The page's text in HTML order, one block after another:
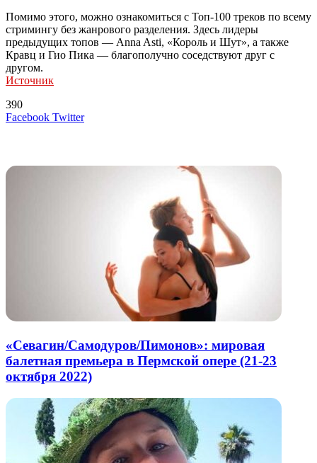
Помимо этого, можно ознакомиться с Топ-100 треков по всему
стримингу без жанрового разделения. Здесь лидеры
предыдущих топов — Anna Asti, «Король и Шут», а также
Кравц и Гио Пика — благополучно соседствуют друг с
другом.
Источник
390
Facebook TwitterLinkedIn
Tumblr
Reddit
Вконтакте
Одноклассники
Skype
Messenger
Messenger
WhatsApp
Telegram
Viber
Line
Поделиться
Печатать
«Севагин/Самодуров/Пимонов»: мировая
балетная премьера в Пермской опере (21-23
октября 2022)